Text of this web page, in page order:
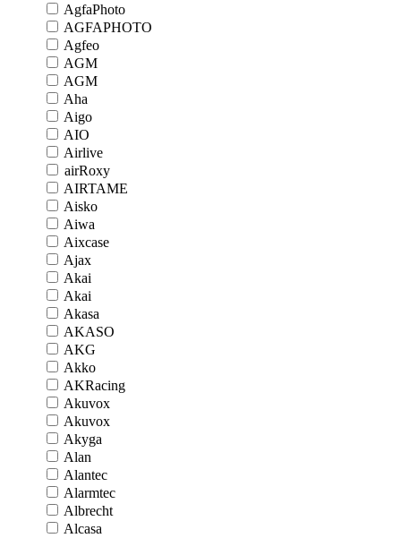
AgfaPhoto
AGFAPHOTO
Agfeo
AGM
AGM
Aha
Aigo
AIO
Airlive
airRoxy
AIRTAME
Aisko
Aiwa
Aixcase
Ajax
Akai
Akai
Akasa
AKASO
AKG
Akko
AKRacing
Akuvox
Akuvox
Akyga
Alan
Alantec
Alarmtec
Albrecht
Alcasa